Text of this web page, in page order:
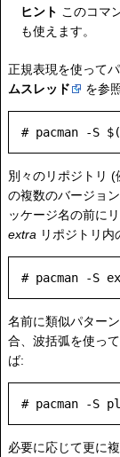
ヒント このコマ
も使えます。
正規表現を使って
ムスレッド
を参
# pacman -S
別々のリポジトリ (
の複数のバージョ
ッケージ名の前に
extra リポジトリ
# pacman -S
名前に類似パター
合、波括弧を使っ
ば:
必要に応じて更に